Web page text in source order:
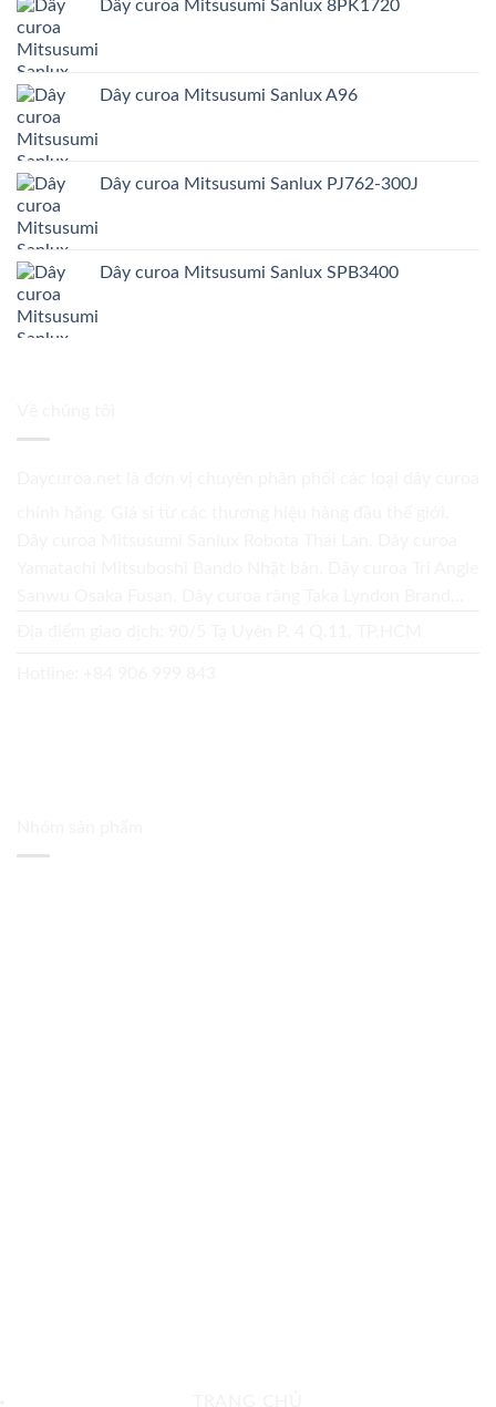
Dây curoa Mitsusumi Sanlux 8PK1720
Dây curoa Mitsusumi Sanlux A96
Dây curoa Mitsusumi Sanlux PJ762-300J
Dây curoa Mitsusumi Sanlux SPB3400